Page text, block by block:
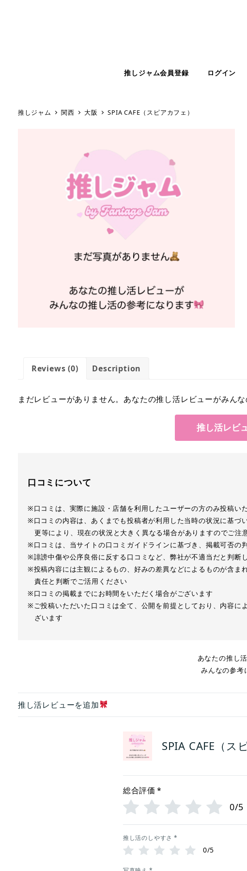
推しジャム会員登録 ログイン
推しジャム 関西 大阪 SPIA CAFE（スピアカフェ）
Reviews (0) Description
まだレビューがありません。あなたの推し活レビューがみん
推し活レビ
口コミについて
※口コミは、実際に施設・店舗を利用したユーザーの方のみ投稿いた
※口コミの内容は、あくまでも投稿者が利用した当時の状況に基づ
更等により、現在の状況と大きく異なる場合がありますのでご注
※口コミは、当サイトの口コミガイドラインに基づき、掲載可否の
※誹謗中傷や公序良俗に反する口コミなど、弊社が不適当だと判断
※投稿内容には主観によるもの、好みの差異などによるものが含ま
責任と判断でご活用ください
※口コミの掲載までにお時間をいただく場合がございます
※ご投稿いただいた口コミは全て、公開を前提としており、内容に
ざいます
あなたの推し
みんなの参
推し活レビューを追加
SPIA CAFE（ス
総合評価 *
0/5
推し活のしやすさ *
0/5